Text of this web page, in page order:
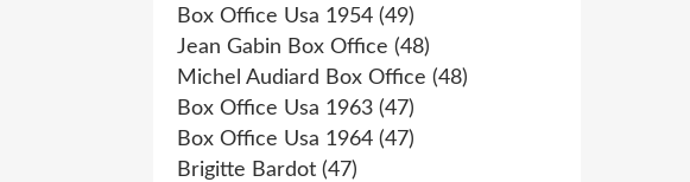
Box Office Usa 1954 (49)
Jean Gabin Box Office (48)
Michel Audiard Box Office (48)
Box Office Usa 1963 (47)
Box Office Usa 1964 (47)
Brigitte Bardot (47)